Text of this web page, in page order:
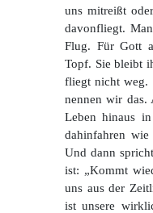
uns mitreißt
davonfliegt.
Flug. Für Gott
Topf. Sie bleibt
fliegt nicht weg.
nennen wir das.
Leben hinaus
dahinfahren
Und dann
ist: „Kommt
uns aus der
ist unsere